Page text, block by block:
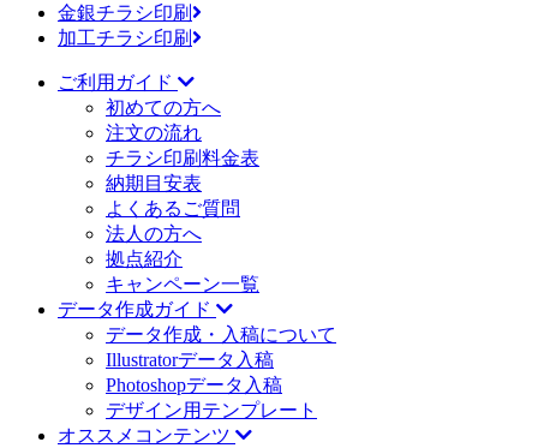
金銀チラシ印刷
加工チラシ印刷
ご利用ガイド
初めての方へ
注文の流れ
チラシ印刷料金表
納期目安表
よくあるご質問
法人の方へ
拠点紹介
キャンペーン一覧
データ作成ガイド
データ作成・入稿について
Illustratorデータ入稿
Photoshopデータ入稿
デザイン用テンプレート
オススメコンテンツ